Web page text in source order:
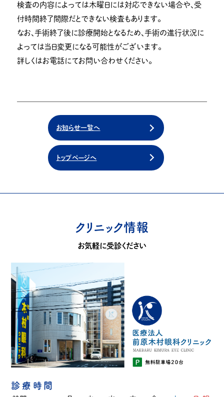
検査の内容によっては木曜日には対応できない場合や、受
付時間終了間際だとできない検査もあります。
なお、手術終了後に診療開始となるため、手術の進行状況に
よっては当日変更になる可能性がございます。
詳しくはお電話にてお問い合わせください。
お知らせ一覧へ
トップページへ
クリニック情報
お気軽に受診ください
診療時間